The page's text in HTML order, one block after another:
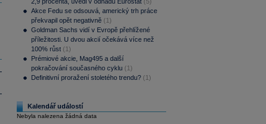
Akce Fedu se odsouvá, americký trh práce
překvapil opět negativně (1)
Goldman Sachs vidí v Evropě přehlížené
příležitosti. U dvou akcií očekává více než
100% růst (1)
Prémiové akcie, Mag495 a další
pokračování současného cyklu (1)
Definitivní proražení stoletého trendu? (1)
Kalendář událostí
Nebyla nalezena žádná data